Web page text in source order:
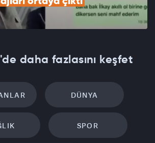
'de daha fazlasını keşfet
DÜNYA
SPOR